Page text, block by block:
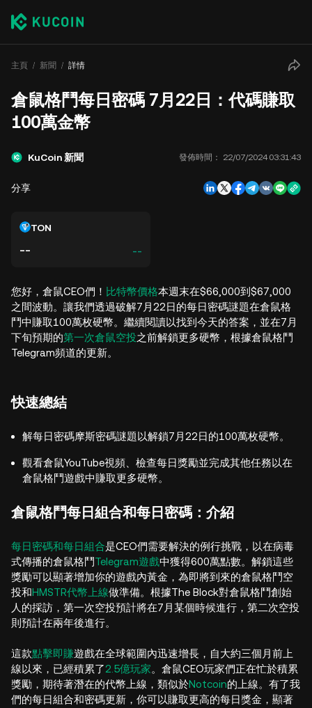
主頁 新聞 詳情
倉鼠格鬥每日密碼 7月22日：代碼賺取
100萬金幣
KuCoin 新聞 發佈時間： 22/07/2024 03:31:43
分享
TON
-- --
您好，倉鼠CEO們！ 比特幣價格本週末在$66,000到$67,000
之間波動。讓我們透過破解7月22日的每日密碼謎題在倉鼠格
鬥中賺取100萬枚硬幣。繼續閱讀以找到今天的答案，並在7月
下旬預期的第一次倉鼠空投之前解鎖更多硬幣，根據倉鼠格鬥
Telegram頻道的更新。
快速總結
解每日密碼摩斯密碼謎題以解鎖7月22日的100萬枚硬幣。
觀看倉鼠YouTube視頻、檢查每日獎勵並完成其他任務以在
倉鼠格鬥遊戲中賺取更多硬幣。
倉鼠格鬥每日組合和每日密碼：介紹
每日密碼和每日組合是CEO們需要解決的例行挑戰，以在病毒
式傳播的倉鼠格鬥Telegram遊戲中獲得600萬點數。解鎖這些
獎勵可以顯著增加你的遊戲內黃金，為即將到來的倉鼠格鬥空
投和HMSTR代幣上線做準備。根據The Block對倉鼠格鬥創始
人的採訪，第一次空投預計將在7月某個時候進行，第二次空投
則預計在兩年後進行。
這款點擊即賺遊戲在全球範圍內迅速增長，自大約三個月前上
線以來，已經積累了2.5億玩家。倉鼠CEO玩家們正在忙於積累
獎勵，期待著潛在的代幣上線，類似於Notcoin的上線。有了我
們的每日組合和密碼更新，你可以賺取更高的每日獎金，顯著